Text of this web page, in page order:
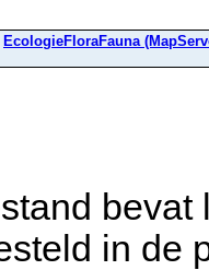
EcologieFloraFauna
in de